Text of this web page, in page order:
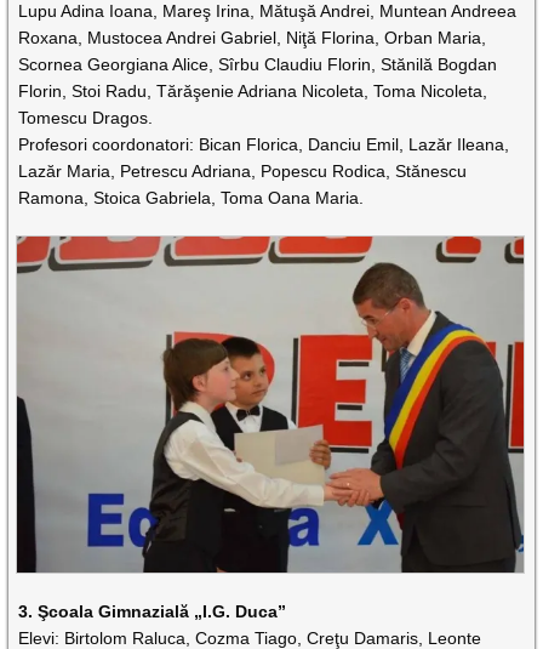
Lupu Adina Ioana, Mareş Irina, Mătuşă Andrei, Muntean Andreea
Roxana, Mustocea Andrei Gabriel, Niţă Florina, Orban Maria,
Scornea Georgiana Alice, Sîrbu Claudiu Florin, Stănilă Bogdan
Florin, Stoi Radu, Tărăşenie Adriana Nicoleta, Toma Nicoleta,
Tomescu Dragos.
Profesori coordonatori: Bican Florica, Danciu Emil, Lazăr Ileana,
Lazăr Maria, Petrescu Adriana, Popescu Rodica, Stănescu
Ramona, Stoica Gabriela, Toma Oana Maria.
3. Şcoala Gimnazială „I.G. Duca”
Elevi: Birtolom Raluca, Cozma Tiago, Creţu Damaris, Leonte